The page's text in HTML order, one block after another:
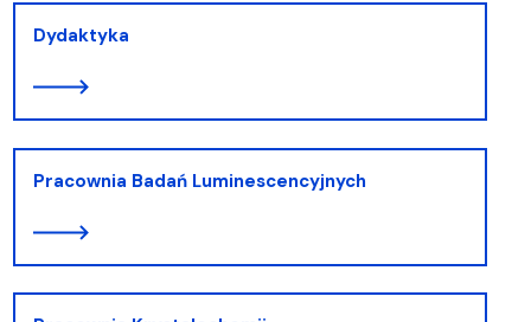
Dydaktyka
Pracownia Badań Luminescencyjnych